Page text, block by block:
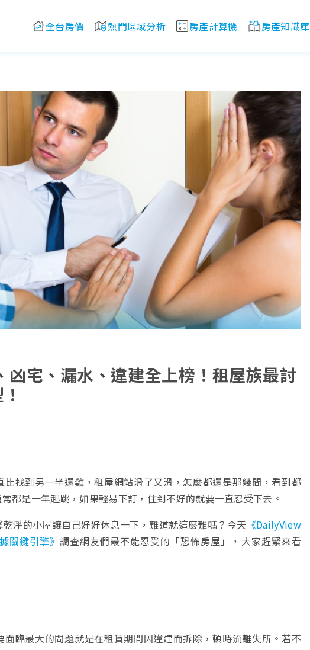
全台房價 熱門區域分析 房產計算機 房產知識庫
凶宅、漏水、違建全上榜！租屋族最討
找到另一半還難，租屋網站滑了又滑，怎麼都還是那幾間，看到都
都是一年起跳，如果輕易下訂，住到不好的就要一直忍受下去。
淨的小屋讓自己好好休息一下，難道就這麼難嗎？今天 《DailyView
關鍵引擎》 調查網友們最不能忍受的「恐怖房屋」，大家趕緊來看
臨最大的問題就是在租賃期間因違建而拆除，頓時流離失所。若不